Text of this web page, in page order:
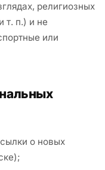
религиозных
т. п.) и не
или
о новых